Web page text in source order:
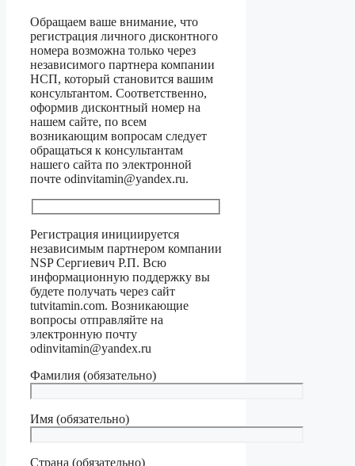
Обращаем ваше внимание, что
регистрация личного дисконтного
номера возможна только через
независимого партнера компании
НСП, который становится вашим
консультантом. Соответственно,
оформив дисконтный номер на
нашем сайте, по всем
возникающим вопросам следует
обращаться к консультантам
нашего сайта по электронной
почте odinvitamin@yandex.ru.
Регистрация инициируется
независимым партнером компании
NSP Сергиевич Р.П. Всю
информационную поддержку вы
будете получать через сайт
tutvitamin.com. Возникающие
вопросы отправляйте на
электронную почту
odinvitamin@yandex.ru
Фамилия (обязательно)
Имя (обязательно)
Страна (обязательно)